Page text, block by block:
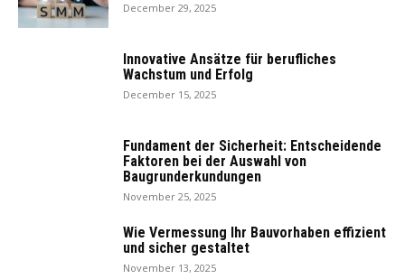
December 29, 2025
Innovative Ansätze für berufliches
Wachstum und Erfolg
December 15, 2025
Fundament der Sicherheit: Entscheidende
Faktoren bei der Auswahl von
Baugrunderkundungen
November 25, 2025
Wie Vermessung Ihr Bauvorhaben effizient
und sicher gestaltet
November 13, 2025